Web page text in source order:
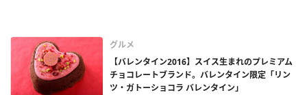
グルメ
【バレンタイン2016】スイス生まれのプレミアム
チョコレートブランド。バレンタイン限定「リン
ツ・ガトーショコラ バレンタイン」